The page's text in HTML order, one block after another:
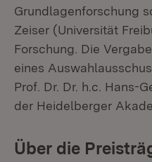
Grundlagenforschung
Zeiser (Universität
Forschung. Die
eines
Prof. Dr. Dr. h.c. Hans-
der Heidelberger
Über die